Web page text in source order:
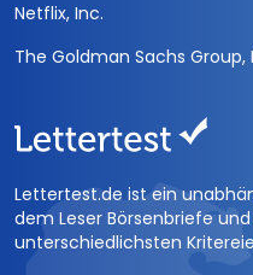
Netflix, Inc.
The Goldman Sachs Group,
Lettertest.de ist ein
dem Leser Börsenbriefe
unterschiedlichsten